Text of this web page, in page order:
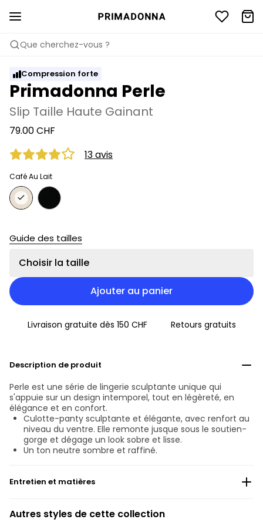
Que cherchez-vous ?
Compression forte
Primadonna Perle
Slip Taille Haute Gainant
79.00 CHF
13 avis
Café Au Lait
Guide des tailles
Choisir la taille
Ajouter au panier
Livraison gratuite dès 150 CHF Retours gratuits
Description de produit
Perle est une série de lingerie sculptante unique qui
s'appuie sur un design intemporel, tout en légèreté, en
élégance et en confort.
Culotte-panty sculptante et élégante, avec renfort au
niveau du ventre. Elle remonte jusque sous le soutien-
gorge et dégage un look sobre et lisse.
Un ton neutre sombre et raffiné.
Entretien et matières
Lavage professionnel exclu
Autres styles de cette collection